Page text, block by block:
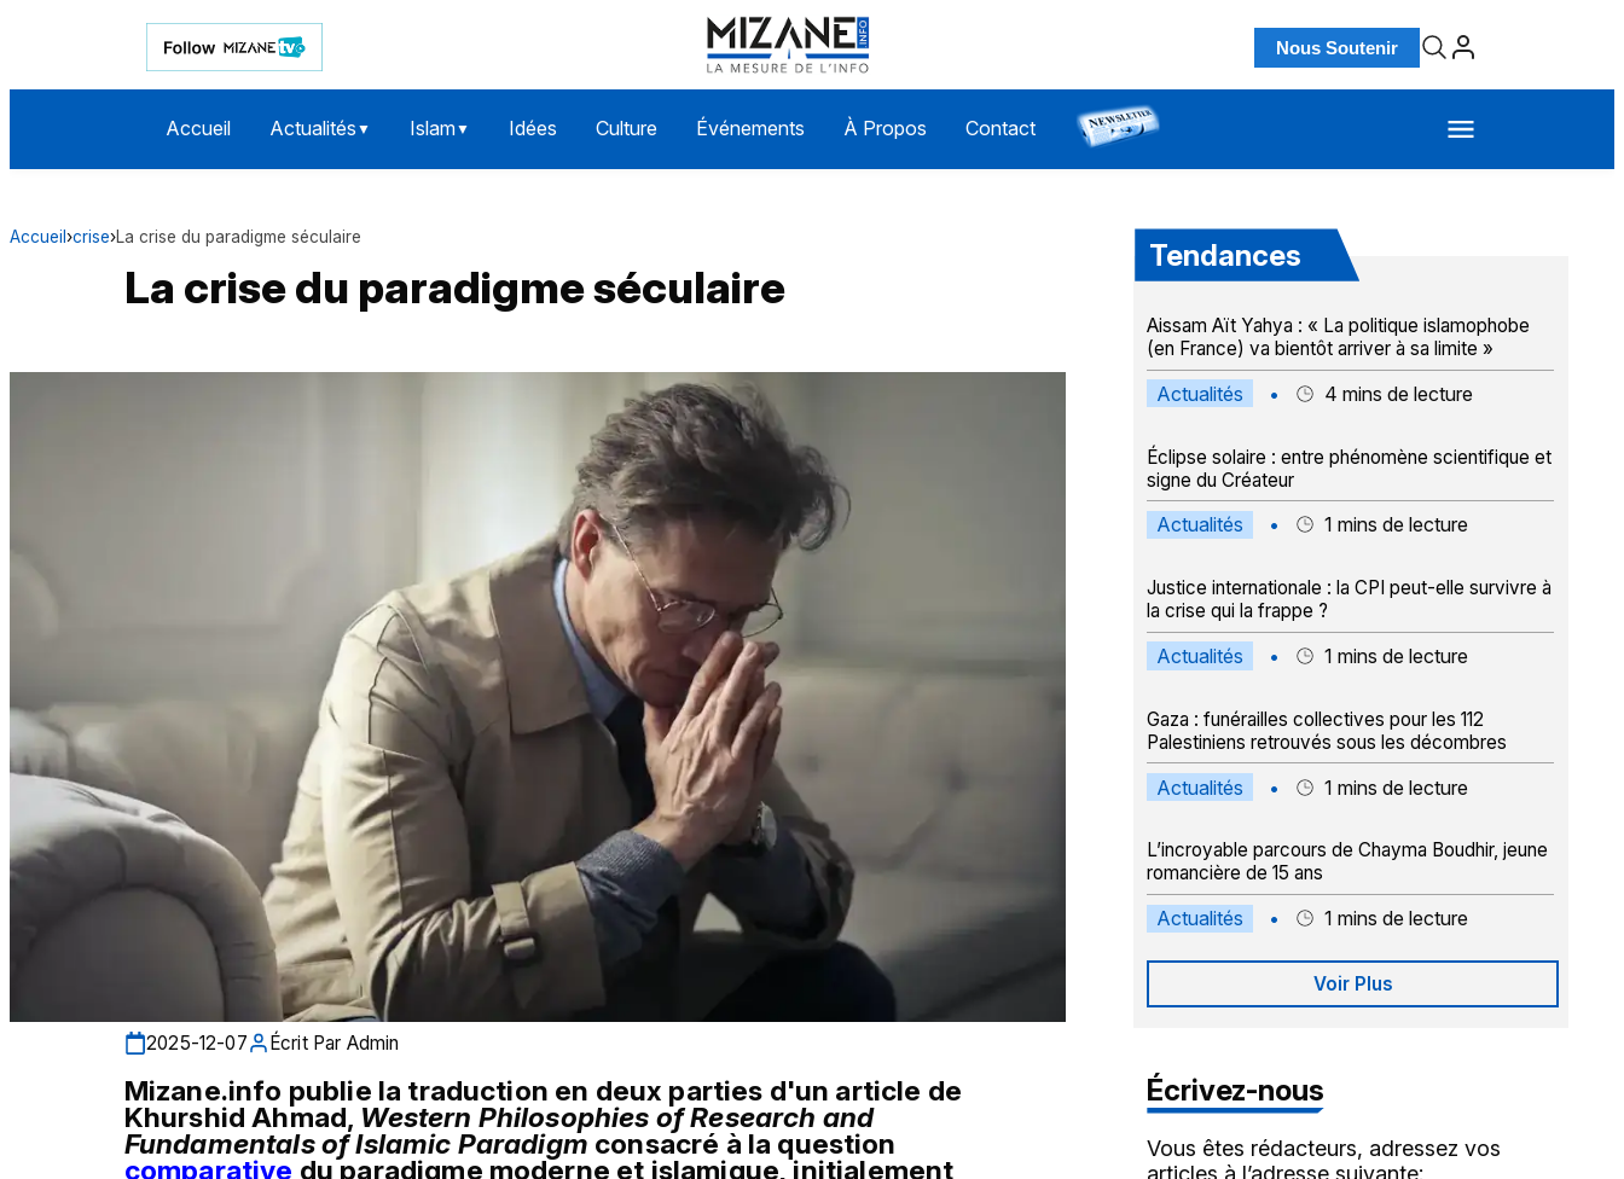
Nous Soutenir
Accueil Actualités ▼ Islam▼ Idées Culture Événements À Propos Contact
Accueil ›crise›La crise du paradigme séculaire
La crise du paradigme séculaire
2025-12-07 Écrit Par Admin
Mizane.info publie la traduction en deux parties d'un article de
Khurshid Ahmad, Western Philosophies of Research and
Fundamentals of Islamic Paradigm
comparative du paradigme moderne et islamique, initialement
Tendances
Aissam Aït Yahya : « La politique islamophobe
(en France) va bientôt arriver à sa limite »
Actualités • 4 mins de lecture
Éclipse solaire : entre phénomène scientifique et
signe du Créateur
Actualités • 1 mins de lecture
Justice internationale : la CPI peut-elle survivre à
la crise qui la frappe ?
Actualités • 1 mins de lecture
Gaza : funérailles collectives pour les 112
Palestiniens retrouvés sous les décombres
Actualités • 1 mins de lecture
L’incroyable parcours de Chayma Boudhir, jeune
romancière de 15 ans
Actualités • 1 mins de lecture
Voir Plus
Écrivez-nous
Vous êtes rédacteurs, adressez vos
articles à l’adresse suivante: